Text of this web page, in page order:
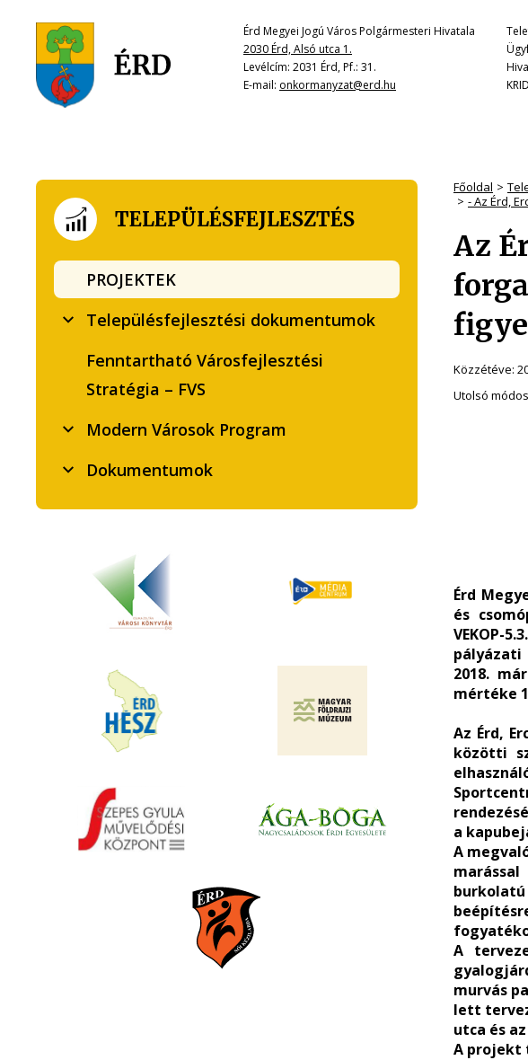
Érd Megyei Jogú Város Polgármesteri Hivatala
2030 Érd, Alsó utca 1.
Levélcím: 2031 Érd, Pf.: 31.
E-mail: onkormanyzat@erd.hu
Főoldal
- Az Érd,
Az
Közzétéve:
Utolsó
Érd
és
VEKOP-
pályázati
2018.
mértéke
Az Érd,
közötti
a
A
A
murvás
lett
utca és
A projekt
TELEPÜLÉSFEJLESZTÉS
PROJEKTEK
Településfejlesztési dokumentumok
Fenntartható Városfejlesztési
Stratégia – FVS
Modern Városok Program
Dokumentumok